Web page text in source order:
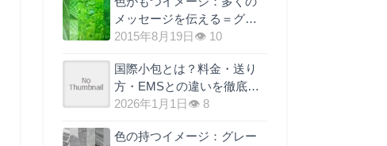
メッセージを伝える＝グリ
ーン効果
2015年8月19日 👁 10
国際小包とは？料金・送り
方・EMSとの違いを徹底解
説
2026年1月1日 👁 8
色の持つイメージ：グレー